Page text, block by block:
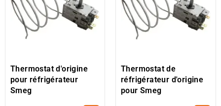
Thermostat d'origine
pour réfrigérateur
Smeg
Thermostat de
réfrigérateur d'origine
pour Smeg